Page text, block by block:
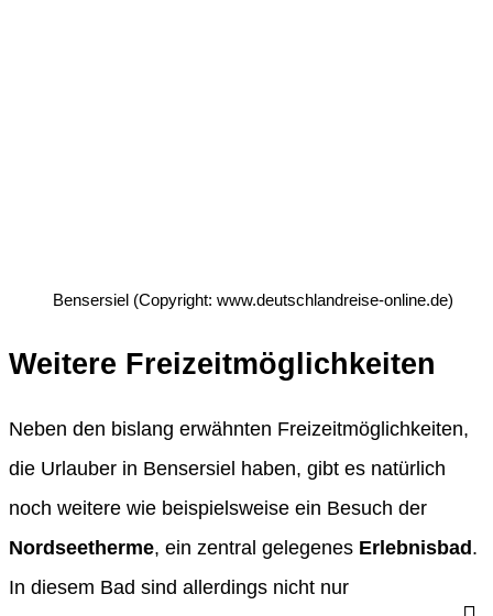
Bensersiel (Copyright: www.deutschlandreise-online.de)
Weitere Freizeitmöglichkeiten
Neben den bislang erwähnten Freizeitmöglichkeiten,
die Urlauber in Bensersiel haben, gibt es natürlich
noch weitere wie beispielsweise ein Besuch der
Nordseetherme, ein zentral gelegenes Erlebnisbad.
In diesem Bad sind allerdings nicht nur